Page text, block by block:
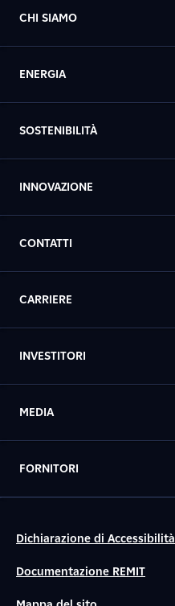
CHI SIAMO
ENERGIA
SOSTENIBILITÀ
INNOVAZIONE
CONTATTI
CARRIERE
INVESTITORI
MEDIA
FORNITORI
Dichiarazione di Accessibilità
Documentazione REMIT